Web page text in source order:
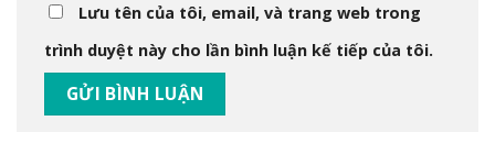
Lưu tên của tôi, email, và trang web trong
trình duyệt này cho lần bình luận kế tiếp của tôi.